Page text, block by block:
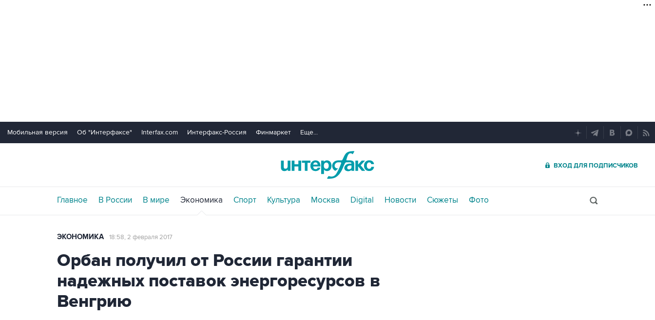
Мобильная версия Об "Интерфаксе" Interfax.com Интерфакс-Россия Финмаркет Еще...
ВХОД ДЛЯ ПОДПИСЧИКОВ
Главное В России В мире Экономика Спорт Культура Москва Digital Новости Сюжеты Фото
ЭКОНОМИКА 18:58, 2 февраля 2017
Орбан получил от России гарантии
надежных поставок энергоресурсов в
Венгрию